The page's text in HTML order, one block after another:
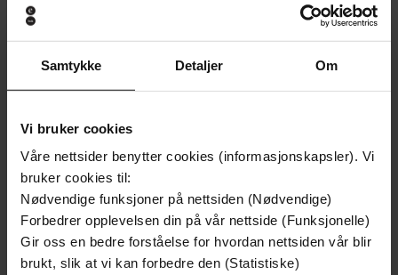
Samtykke Detaljer Om
Vi bruker cookies
Våre nettsider benytter cookies (informasjonskapsler). Vi
bruker cookies til:
Nødvendige funksjoner på nettsiden (Nødvendige)
Forbedrer opplevelsen din på vår nettside (Funksjonelle)
Gir oss en bedre forståelse for hvordan nettsiden vår blir
brukt, slik at vi kan forbedre den (Statistiske)